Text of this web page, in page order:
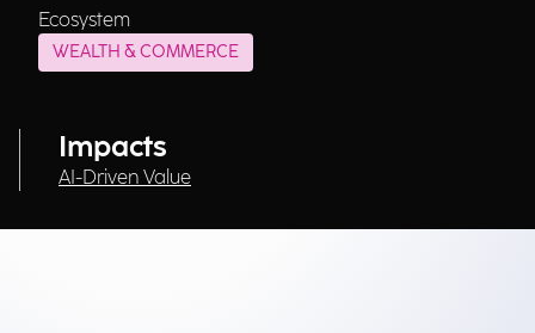
Ecosystem
WEALTH & COMMERCE
Impacts
AI-Driven Value